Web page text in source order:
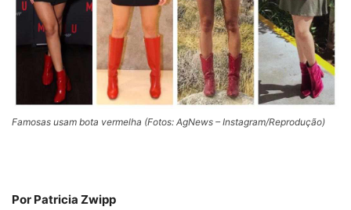
Famosas usam bota vermelha (Fotos: AgNews – Instagram/Reprodução)
Por Patricia Zwipp